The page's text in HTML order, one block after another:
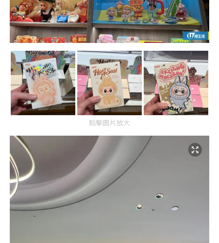
點擊圖片放大